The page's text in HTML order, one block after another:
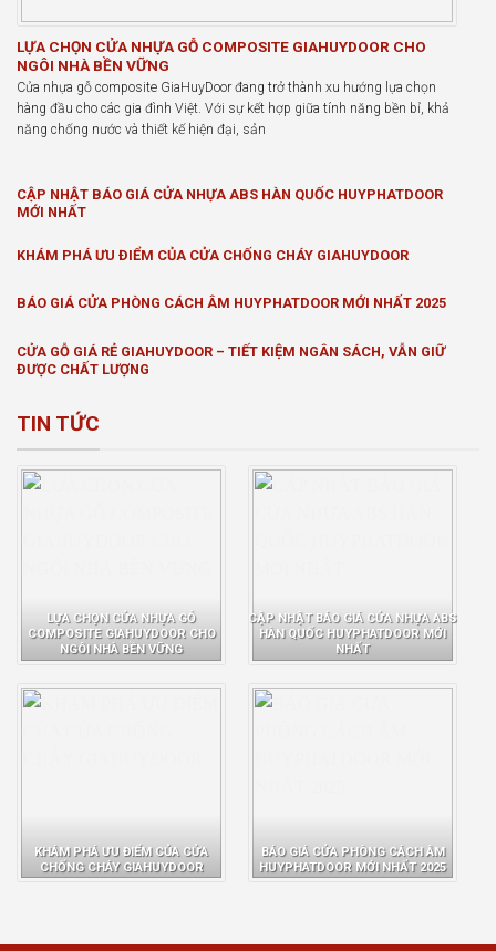
LỰA CHỌN CỬA NHỰA GỖ COMPOSITE GIAHUYDOOR CHO
NGÔI NHÀ BỀN VỮNG
Cửa nhựa gỗ composite GiaHuyDoor đang trở thành xu hướng lựa chọn
hàng đầu cho các gia đình Việt. Với sự kết hợp giữa tính năng bền bỉ, khả
năng chống nước và thiết kế hiện đại, sản
CẬP NHẬT BÁO GIÁ CỬA NHỰA ABS HÀN QUỐC HUYPHATDOOR
MỚI NHẤT
KHÁM PHÁ ƯU ĐIỂM CỦA CỬA CHỐNG CHÁY GIAHUYDOOR
BÁO GIÁ CỬA PHÒNG CÁCH ÂM HUYPHATDOOR MỚI NHẤT 2025
CỬA GỖ GIÁ RẺ GIAHUYDOOR – TIẾT KIỆM NGÂN SÁCH, VẪN GIỮ
ĐƯỢC CHẤT LƯỢNG
TIN TỨC
LỰA CHỌN CỬA NHỰA GỖ
COMPOSITE GIAHUYDOOR CHO
NGÔI NHÀ BỀN VỮNG
CẬP NHẬT BÁO GIÁ CỬA NHỰA ABS
HÀN QUỐC HUYPHATDOOR MỚI
NHẤT
KHÁM PHÁ ƯU ĐIỂM CỦA CỬA
CHỐNG CHÁY GIAHUYDOOR
BÁO GIÁ CỬA PHÒNG CÁCH ÂM
HUYPHATDOOR MỚI NHẤT 2025